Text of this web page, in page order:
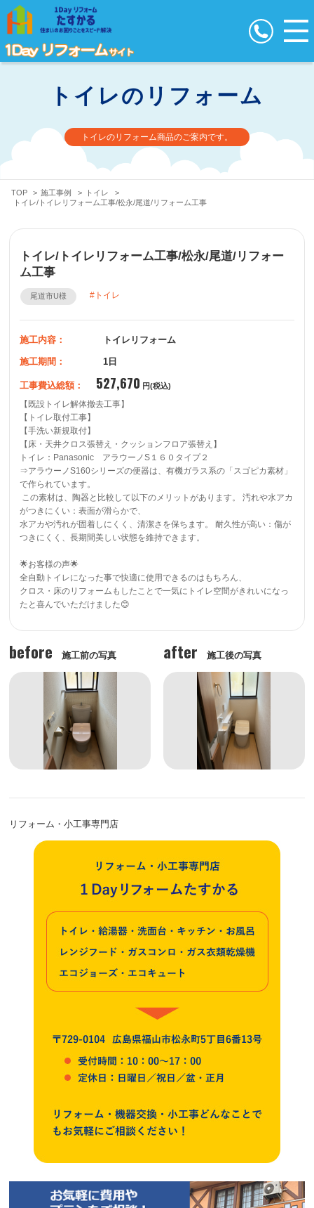
トイレのリフォーム
トイレのリフォーム商品のご案内です。
TOP > 施工事例 > トイレ
>
トイレ/トイレリフォーム工事/松永/尾道/リフォーム工事
トイレ/トイレリフォーム工事/松永/尾道/リフォー
ム工事
尾道市U様 トイレ
施工内容： トイレリフォーム
施工期間： 1日
工事費込総額： 527,670 円(税込)
【既設トイレ解体撤去工事】
【トイレ取付工事】
【手洗い新規取付】
【床・天井クロス張替え・クッションフロア張替え】
トイレ：Panasonic　アラウーノS１６０タイプ２
⇒アラウーノS160シリーズの便器は、有機ガラス系の「スゴピカ素材」
で作られています。
がつきにくい：表面が滑らかで、
水アカや汚れが固着しにくく、清潔さを保ちます。 耐久性が高い：傷が
つきにくく、長期間美しい状態を維持できます。
🌟お客様の声🌟
全自動トイレになった事で快適に使用できるのはもちろん、
クロス・床のリフォームもしたことで一気にトイレ空間がきれいになっ
before 施工前の写真 after 施工後の写真
リフォーム・小工事専門店